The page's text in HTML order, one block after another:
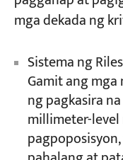
mga dekada ng
Sistema ng
Gamit ang
ng pagkasira
millimeter-level